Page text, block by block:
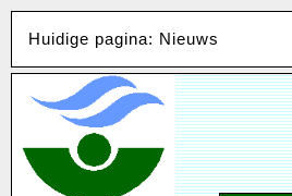
Huidige pagina: Nieuws